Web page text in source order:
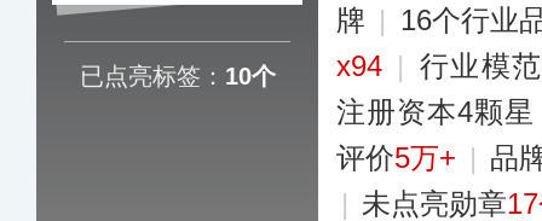
已点亮标签： 10个
牌 | 16个行业
x94 | 行业模
注册资本4颗星
评价5万+ | 品
| 未点亮勋章